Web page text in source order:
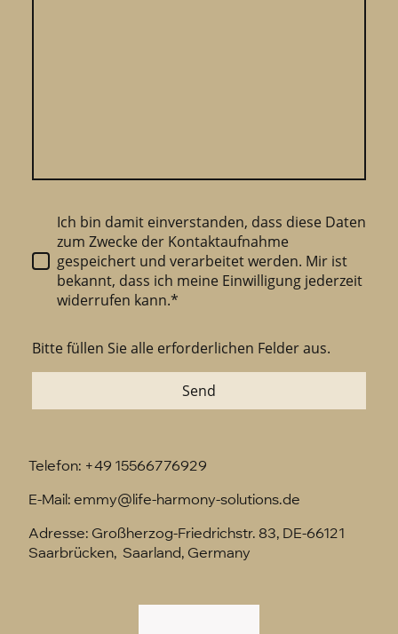
Ich bin damit einverstanden, dass diese Daten
zum Zwecke der Kontaktaufnahme
gespeichert und verarbeitet werden. Mir ist
bekannt, dass ich meine Einwilligung jederzeit
widerrufen kann.*
Bitte füllen Sie alle erforderlichen Felder aus.
Send
Telefon: +49 15566776929
E-Mail: emmy@life-harmony-solutions.de
Adresse: Großherzog-Friedrichstr. 83, DE-66121
Saarbrücken, Saarland, Germany